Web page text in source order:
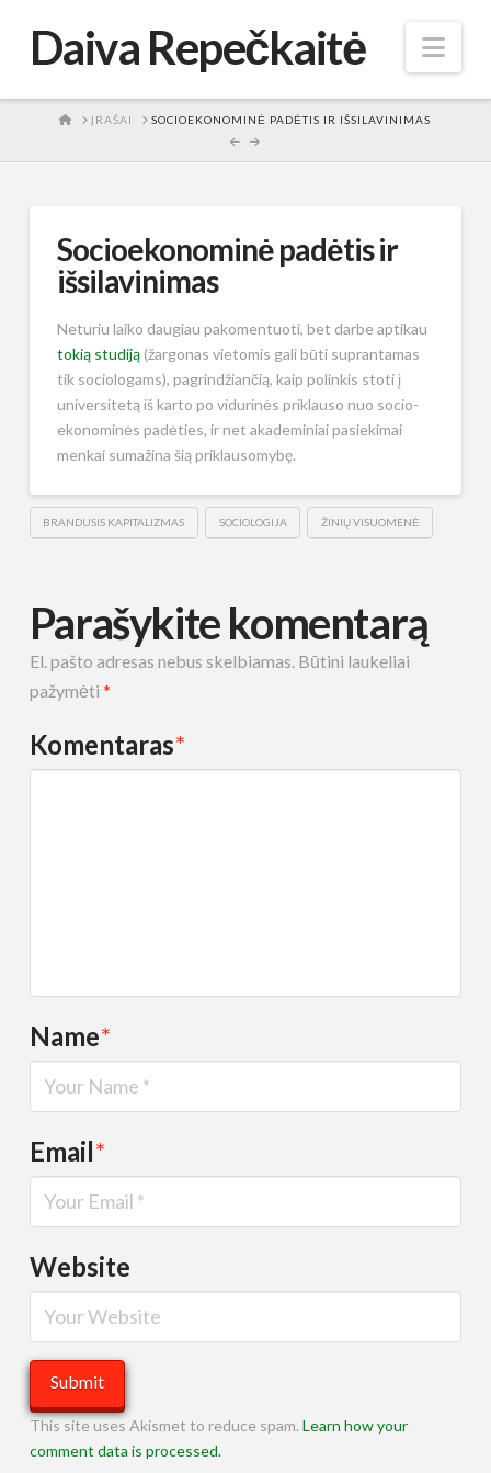
Daiva Repečkaitė
HOMEĮRAŠAI SOCIOEKONOMINĖ PADĖTIS IR IŠSILAVINIMAS
Socioekonominė padėtis ir
išsilavinimas
Neturiu laiko daugiau pakomentuoti, bet darbe aptikau
tokią studiją(žargonas vietomis gali būti suprantamas
tik sociologams), pagrindžiančią, kaip polinkis stoti į
universitetą iš karto po vidurinės priklauso nuo socio-
ekonominės padėties, ir net akademiniai pasiekimai
menkai sumažina šią priklausomybę.
BRANDUSIS KAPITALIZMAS SOCIOLOGIJA ŽINIŲ VISUOMENĖ
Parašykite komentarą
El. pašto adresas nebus skelbiamas. Būtini laukeliai
pažymėti *
Komentaras*
Name*
Email*
Website
This site uses Akismet to reduce spam. Learn how your
comment data is processed.